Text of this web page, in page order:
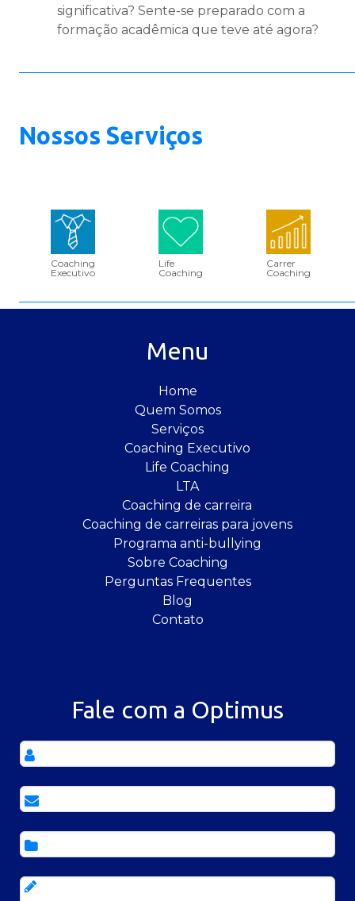
significativa? Sente-se preparado com a
formação acadêmica que teve até agora?
Nossos Serviços
Coaching
Executivo
Life
Coaching
Carrer
Coaching
Menu
Home
Quem Somos
Serviços
Coaching Executivo
Life Coaching
LTA
Coaching de carreira
Coaching de carreiras para jovens
Programa anti-bullying
Sobre Coaching
Perguntas Frequentes
Blog
Contato
Fale com a Optimus